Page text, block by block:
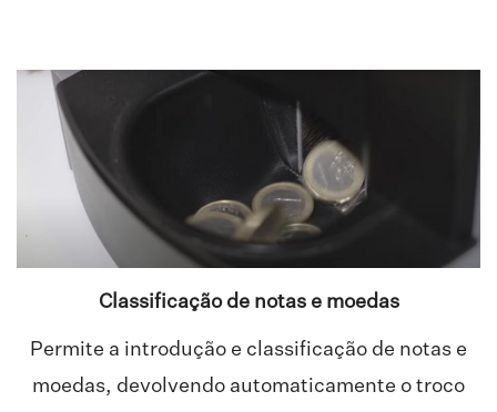
Classificação de notas e moedas
Permite a introdução e classificação de notas e
moedas, devolvendo automaticamente o troco